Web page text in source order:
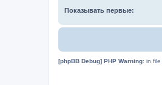
Показывать первые:
[phpBB Debug] PHP Warning: in file